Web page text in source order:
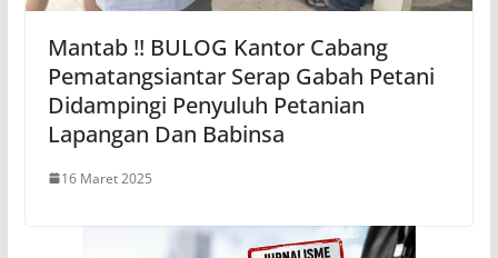
Mantab !! BULOG Kantor Cabang
Pematangsiantar Serap Gabah Petani
Didampingi Penyuluh Petanian
Lapangan Dan Babinsa
16 Maret 2025